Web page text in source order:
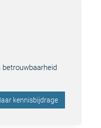
kennisbijdrage